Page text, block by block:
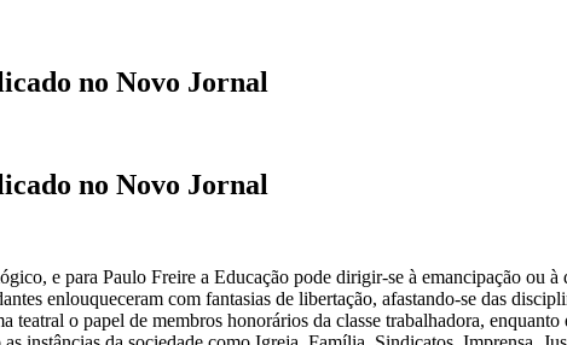
no Novo Jornal
no Novo Jornal
e para Paulo Freire a Educação pode dirigir-se à emancipação ou
enlouqueceram com fantasias de libertação, afastando-se das
o papel de membros honorários da classe trabalhadora,